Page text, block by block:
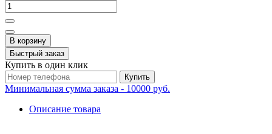
В корзину
Быстрый заказ
Купить в один клик
Купить
Минимальная сумма заказа - 10000 руб.
Описание товара